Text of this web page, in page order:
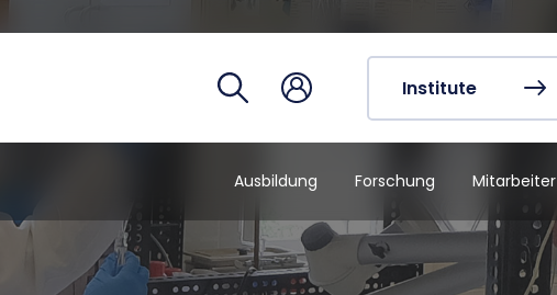
Institute
Ausbildung Forschung Mitarbeiter
Campus Karte